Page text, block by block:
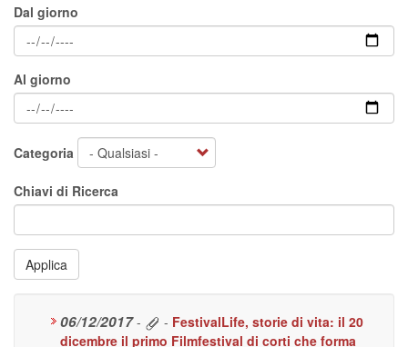
Dal giorno
Al giorno
Categoria
Chiavi di Ricerca
Applica
06/12/2017 - - FestivalLife, storie di vita: il 20
dicembre il primo Filmfestival di corti che forma